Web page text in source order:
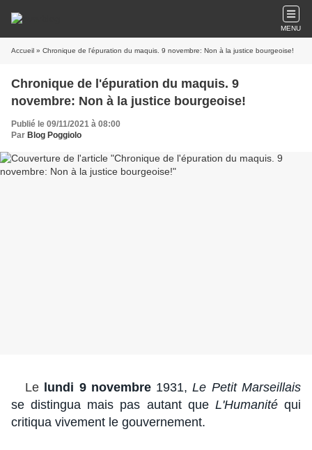
MENU
Accueil » Chronique de l'épuration du maquis. 9 novembre: Non à la justice bourgeoise!
Chronique de l'épuration du maquis. 9
novembre: Non à la justice bourgeoise!
Publié le 09/11/2021 à 08:00
Par Blog Poggiolo
Le lundi 9 novembre1931,Le Petit Marseillais
se distingua mais pas autant que L'Humanitéqui
critiqua vivement le gouvernement.